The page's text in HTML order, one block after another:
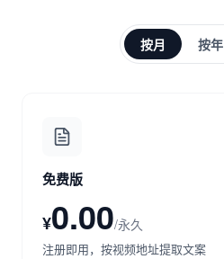
按月 按年
免费版
¥0.00/永久
注册即用，按视频地址提取文案